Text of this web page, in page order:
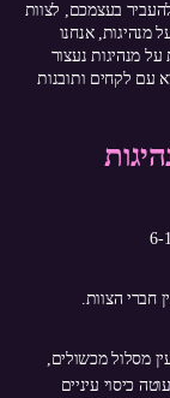
להעביר בעצמכם, לצוות
מנהיגות, אנחנו
מנהיגות נעצור
עם לקחים ותובנות
חברי הצוות.
מסלול מכשולים,
כיסוי עיניים